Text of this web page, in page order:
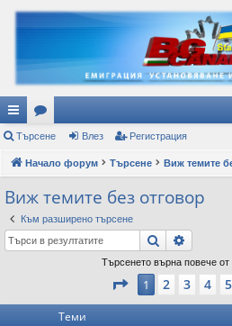
ъ
рз
и
вр
ъз
ор
ум
Търсене Влез Регистрация
Начало форум Търсене Виж темите
Виж темите без отговор
Към разширено търсене
Търсене
Търсенето върна повече от
Страница от 50
1 2 3 4 5
Теми